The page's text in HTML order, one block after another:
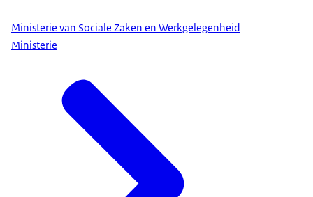
Ministerie van Sociale Zaken en Werkgelegenheid
Ministerie